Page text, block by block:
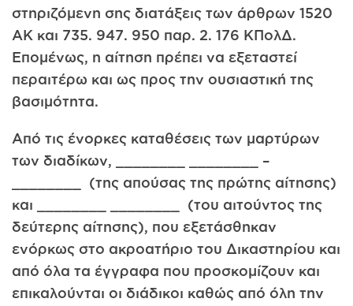
στηριζόμενη σης διατάξεις των άρθρων 1520
ΑΚ και 735. 947. 950 παρ. 2. 176 ΚΠολΔ.
Επομένως, η αίτηση πρέπει να εξεταστεί
περαιτέρω και ως προς την ουσιαστική της
βασιμότητα.
Από τις ένορκες καταθέσεις των μαρτύρων
των διαδίκων, ________ ________ –
________ (της απούσας της πρώτης αίτησης)
και ________ ________ (του αιτούντος της
δεύτερης αίτησης), που εξετάσθηκαν
ενόρκως στο ακροατήριο του Δικαστηρίου και
από όλα τα έγγραφα που προσκομίζουν και
επικαλούνται οι διάδικοι καθώς από όλη την